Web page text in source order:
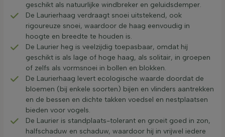
geschikt als natuurlijke windbreker en geluidsdemper.
De Laurierhaag verdraagt snoei uitstekend, ook
rigoureuze snoei, waardoor de haag eenvoudig in
hoogte en breedte te houden is.
De Laurier heg is veelzijdig toepasbaar, omdat hij
geschikt is als lage of hoge haag, als solitair, in groepen
of zelfs als vormsnoei in bollen en blokken.
De Laurierhaag levert ecologische waarde doordat de
bloemen (bij enkele soorten) bijen en vlinders aantrekken
en de bessen en dichte takken voedsel en nestplaatsen
bieden voor vogels.
De Laurier is standplaats-tolerant en groeit goed in zon,
halfschaduw en schaduw, waardoor hij in vrijwel iedere